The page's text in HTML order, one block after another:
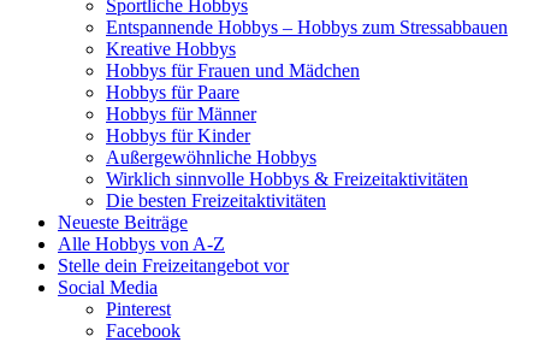
Sportliche Hobbys
Entspannende Hobbys – Hobbys zum Stressabbauen
Kreative Hobbys
Hobbys für Frauen und Mädchen
Hobbys für Paare
Hobbys für Männer
Hobbys für Kinder
Außergewöhnliche Hobbys
Wirklich sinnvolle Hobbys & Freizeitaktivitäten
Die besten Freizeitaktivitäten
Neueste Beiträge
Alle Hobbys von A-Z
Stelle dein Freizeitangebot vor
Social Media
Pinterest
Facebook